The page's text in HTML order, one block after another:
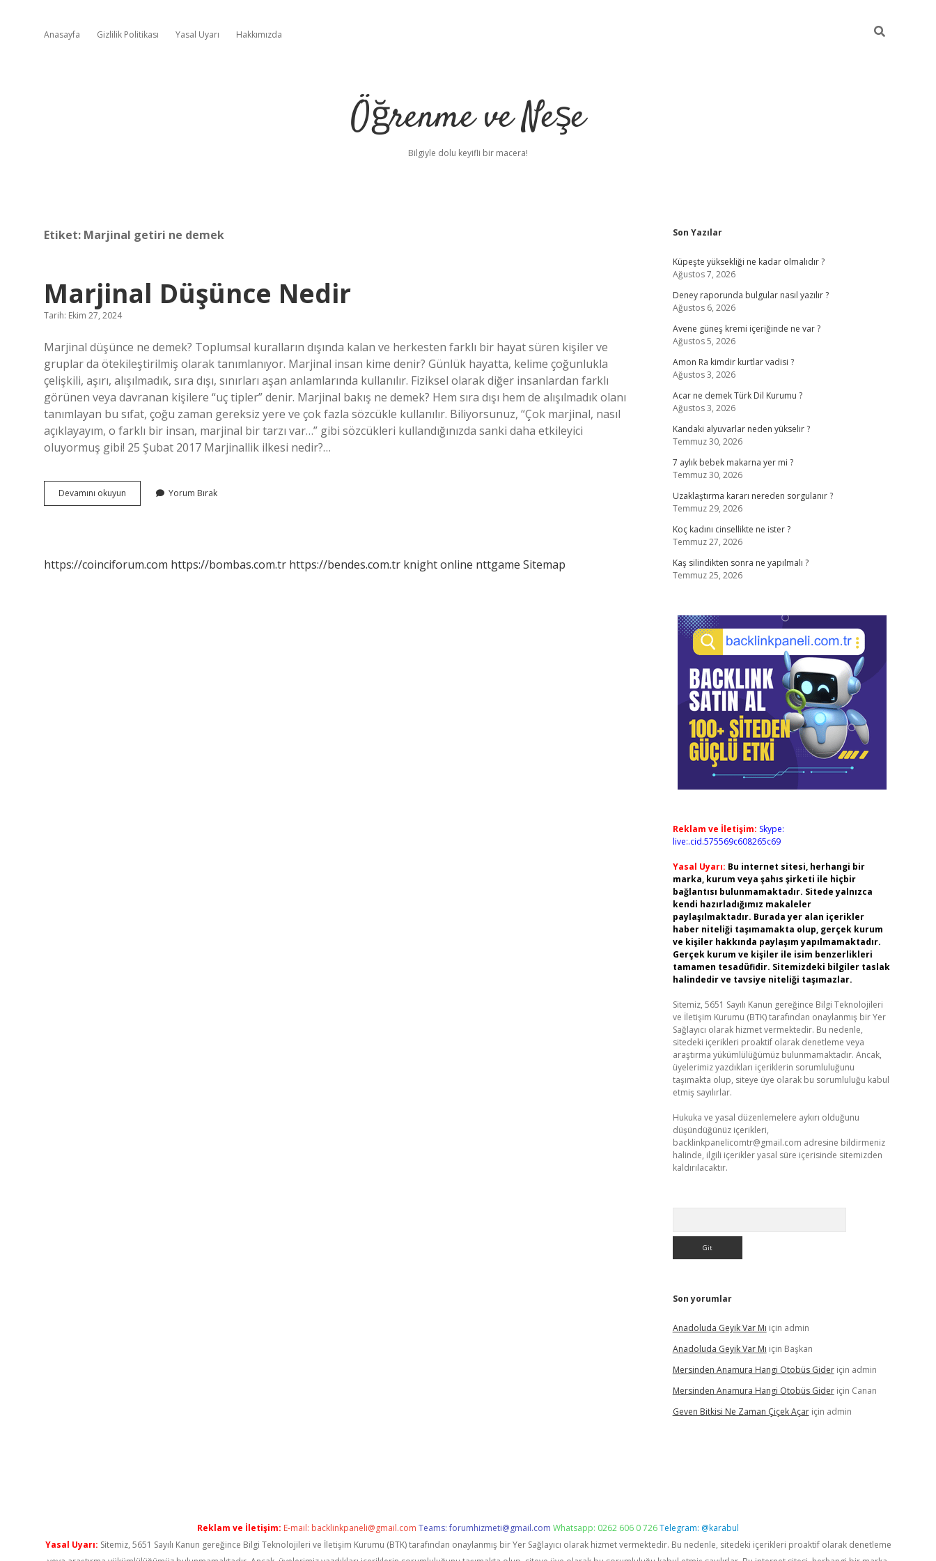
Anasayfa Gizlilik Politikası Yasal Uyarı Hakkımızda
Öğrenme ve Neşe
Bilgiyle dolu keyifli bir macera!
Etiket: Marjinal getiri ne demek
Marjinal Düşünce Nedir
Tarih: Ekim 27, 2024
Marjinal düşünce ne demek? Toplumsal kuralların dışında kalan ve herkesten farklı bir hayat süren kişiler ve
gruplar da ötekileştirilmiş olarak tanımlanıyor. Marjinal insan kime denir? Günlük hayatta, kelime çoğunlukla
çelişkili, aşırı, alışılmadık, sıra dışı, sınırları aşan anlamlarında kullanılır. Fiziksel olarak diğer insanlardan farklı
görünen veya davranan kişilere “uç tipler” denir. Marjinal bakış ne demek? Hem sıra dışı hem de alışılmadık olanı
tanımlayan bu sıfat, çoğu zaman gereksiz yere ve çok fazla sözcükle kullanılır. Biliyorsunuz, “Çok marjinal, nasıl
açıklayayım, o farklı bir insan, marjinal bir tarzı var…” gibi sözcükleri kullandığınızda sanki daha etkileyici
oluyormuş gibi! 25 Şubat 2017 Marjinallik ilkesi nedir?…
Devamını okuyun Marjinal
Düşünce
Yorum Bırak
https://coinciforum.com https://bombas.com.tr https://bendes.com.tr knight online nttgame Sitemap
Sidebar
Son Yazılar
Küpeşte yüksekliği ne kadar olmalıdır ?
Ağustos 7, 2026
Deney raporunda bulgular nasıl yazılır ?
Ağustos 6, 2026
Avene güneş kremi içeriğinde ne var ?
Ağustos 5, 2026
Amon Ra kimdir kurtlar vadisi ?
Ağustos 3, 2026
Acar ne demek Türk Dil Kurumu ?
Ağustos 3, 2026
Kandaki alyuvarlar neden yükselir ?
Temmuz 30, 2026
7 aylık bebek makarna yer mi ?
Temmuz 30, 2026
Uzaklaştırma kararı nereden sorgulanır ?
Temmuz 29, 2026
Koç kadını cinsellikte ne ister ?
Temmuz 27, 2026
Kaş silindikten sonra ne yapılmalı ?
Temmuz 25, 2026
Reklam ve İletişim: Skype:
live:.cid.575569c608265c69
Yasal Uyarı: Bu internet sitesi, herhangi bir
marka, kurum veya şahıs şirketi ile hiçbir
bağlantısı bulunmamaktadır. Sitede yalnızca
kendi hazırladığımız makaleler
paylaşılmaktadır. Burada yer alan içerikler
haber niteliği taşımamakta olup, gerçek kurum
ve kişiler hakkında paylaşım yapılmamaktadır.
Gerçek kurum ve kişiler ile isim benzerlikleri
tamamen tesadüfidir. Sitemizdeki bilgiler taslak
halindedir ve tavsiye niteliği taşımazlar.
Sitemiz, 5651 Sayılı Kanun gereğince Bilgi Teknolojileri
ve İletişim Kurumu (BTK) tarafından onaylanmış bir Yer
Sağlayıcı olarak hizmet vermektedir. Bu nedenle,
sitedeki içerikleri proaktif olarak denetleme veya
araştırma yükümlülüğümüz bulunmamaktadır. Ancak,
üyelerimiz yazdıkları içeriklerin sorumluluğunu
taşımakta olup, siteye üye olarak bu sorumluluğu kabul
etmiş sayılırlar.
Hukuka ve yasal düzenlemelere aykırı olduğunu
düşündüğünüz içerikleri,
backlinkpanelicomtr@gmail.com adresine bildirmeniz
halinde, ilgili içerikler yasal süre içerisinde sitemizden
kaldırılacaktır.
Son yorumlar
Anadoluda Geyik Var Mı için admin
Anadoluda Geyik Var Mı için Başkan
Mersinden Anamura Hangi Otobüs Gideriçin admin
Mersinden Anamura Hangi Otobüs Gideriçin Canan
Geven Bitkisi Ne Zaman Çiçek Açariçin admin
Reklam ve İletişim: E-mail: backlinkpaneli@gmail.com Teams:forumhizmeti@gmail.com Whatsapp: 0262 606 0 726Telegram: @karabul
Yasal Uyarı: Sitemiz, 5651 Sayılı Kanun gereğince Bilgi Teknolojileri ve İletişim Kurumu (BTK) tarafından onaylanmış bir Yer Sağlayıcı olarak hizmet vermektedir. Bu nedenle, sitedeki içerikleri proaktif olarak denetleme